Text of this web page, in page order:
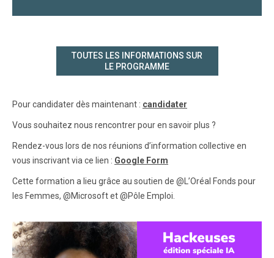
TOUTES LES INFORMATIONS SUR
LE PROGRAMME
Pour candidater dès maintenant : candidater
Vous souhaitez nous rencontrer pour en savoir plus ?
Rendez-vous lors de nos réunions d’information collective en
vous inscrivant via ce lien : Google Form
Cette formation a lieu grâce au soutien de @L’Oréal Fonds pour
les Femmes, @Microsoft et @Pôle Emploi.